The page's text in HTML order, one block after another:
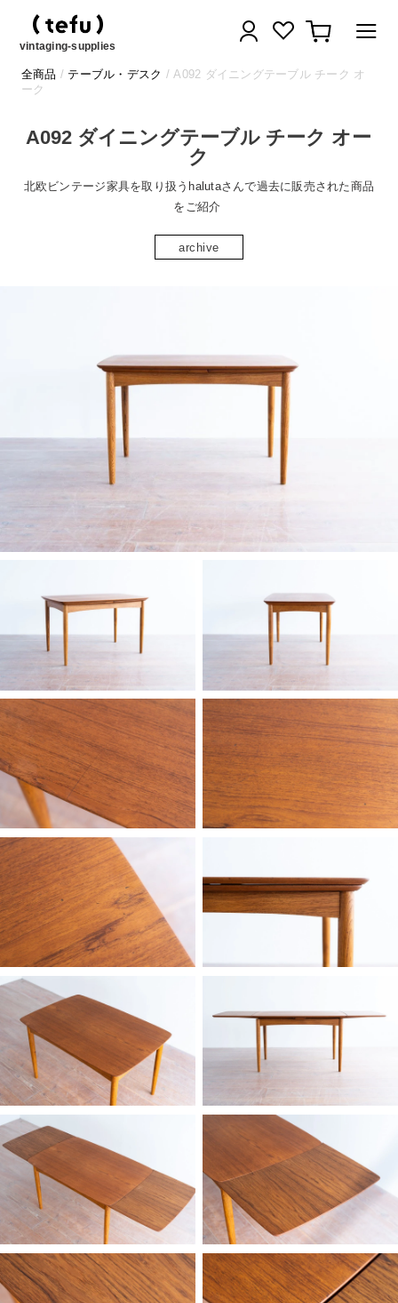
vintaging-supplies
ログイン カート
全商品 / テーブル・デスク / A092 ダイニングテーブル チーク オ
ーク
A092 ダイニングテーブル チーク オー
ク
北欧ビンテージ家具を取り扱うhalutaさんで過去に販売された商品
をご紹介
archive